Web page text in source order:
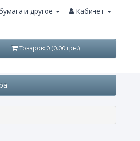
и другое Кабинет
Товаров: 0 (0.00 грн.)